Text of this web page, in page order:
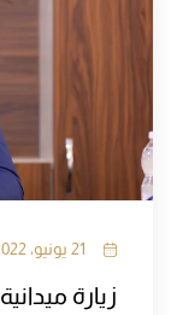
21 يونيو، 2022 | أخبار
زيارة